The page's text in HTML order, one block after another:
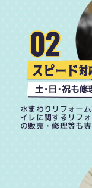
水まわりリフォー
イレに関するリフ
の販売・修理等も